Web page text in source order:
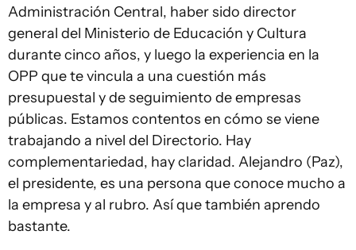
Administración Central, haber sido director
general del Ministerio de Educación y Cultura
durante cinco años, y luego la experiencia en la
OPP que te vincula a una cuestión más
presupuestal y de seguimiento de empresas
públicas. Estamos contentos en cómo se viene
trabajando a nivel del Directorio. Hay
complementariedad, hay claridad. Alejandro (Paz),
el presidente, es una persona que conoce mucho a
la empresa y al rubro. Así que también aprendo
bastante.